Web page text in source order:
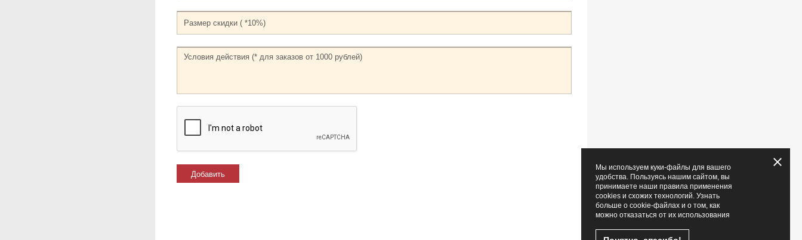
Добавить
Мы используем куки-файлы для вашего
удобства. Пользуясь нашим сайтом, вы
принимаете наши правила применения
cookies и схожих технологий. Узнать
больше о cookie-файлах и о том, как
можно отказаться от их использования